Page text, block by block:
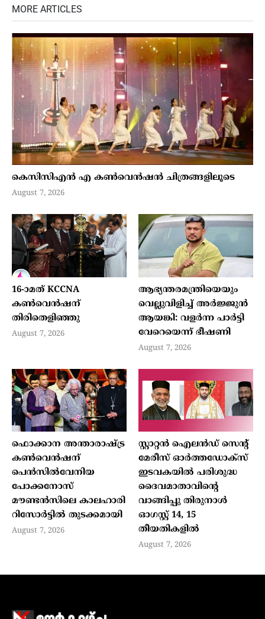
MORE ARTICLES
കെസിസിഎൻ എ കൺവെൻഷൻ ചിത്രങ്ങളിലൂടെ
August 7, 2026
16-ാമത് KCCNA
കൺവെൻഷന്
തിരിതെളിഞ്ഞു
August 7, 2026
ആഭ്യന്തരമന്ത്രിയെയും
വെല്ലുവിളിച്ച് അര്‍ജ്ജുന്‍
ആയങ്കി: വളര്‍ന്ന പാര്‍ട്ടി
വേറെയെന്ന് ഭീഷണി
August 7, 2026
ഫൊക്കാന അന്താരാഷ്ട്ര
കൺവെൻഷന്
പെൻസിൽവേനിയ
പോക്കനോസ്
മൗണ്ടൻസിലെ കാലഹാരി
റിസോർട്ടിൽ തുടക്കമായി
August 7, 2026
സ്റ്റാറ്റന്‍ ഐലന്‍ഡ് സെന്റ്
മേരീസ് ഓര്‍ത്തഡോക്‌സ്
ഇടവകയില്‍ പരിശുദ്ധ
ദൈവമാതാവിന്റെ
വാങ്ങിപ്പു തിരുനാള്‍
ഓഗസ്റ്റ് 14, 15
തീയതികളില്‍
August 7, 2026